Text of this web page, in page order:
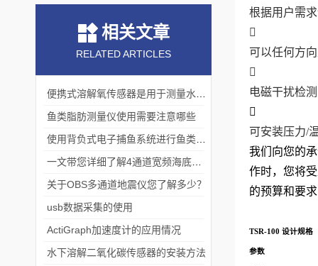
根据用户需

可以任何方

电磁干扰检测

可安装压力/
我们向您的承
作时，您将
的预算和要求
TSR-100 设计规格
参数
相关文章
RELATED ARTICLES
鱼类脂肪测量仪使用需要注意哪些
关于OBS多通道地震仪您了解多少？
usb数据采集的使用
ActiGraph加速度计的应用情况
水下溶解二氧化碳传感器的安装方法